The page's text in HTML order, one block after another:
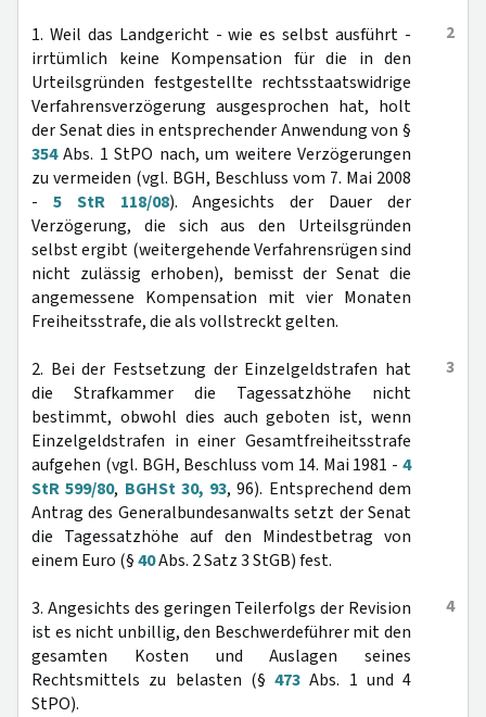
2
1. Weil das Landgericht - wie es selbst ausführt -
irrtümlich keine Kompensation für die in den
Urteilsgründen festgestellte rechtsstaatswidrige
Verfahrensverzögerung ausgesprochen hat, holt
der Senat dies in entsprechender Anwendung von §
354Abs. 1 StPO nach, um weitere Verzögerungen
zu vermeiden (vgl. BGH, Beschluss vom 7. Mai 2008
- 5 StR 118/08). Angesichts der Dauer der
Verzögerung, die sich aus den Urteilsgründen
selbst ergibt (weitergehende Verfahrensrügen sind
nicht zulässig erhoben), bemisst der Senat die
angemessene Kompensation mit vier Monaten
Freiheitsstrafe, die als vollstreckt gelten.
3
2. Bei der Festsetzung der Einzelgeldstrafen hat
die Strafkammer die Tagessatzhöhe nicht
bestimmt, obwohl dies auch geboten ist, wenn
Einzelgeldstrafen in einer Gesamtfreiheitsstrafe
aufgehen (vgl. BGH, Beschluss vom 14. Mai 1981 - 4
StR 599/80, BGHSt 30, 93, 96). Entsprechend dem
Antrag des Generalbundesanwalts setzt der Senat
die Tagessatzhöhe auf den Mindestbetrag von
einem Euro (§40Abs. 2 Satz 3 StGB) fest.
4
3. Angesichts des geringen Teilerfolgs der Revision
ist es nicht unbillig, den Beschwerdeführer mit den
gesamten Kosten und Auslagen seines
Rechtsmittels zu belasten (§ 473 Abs. 1 und 4
StPO).